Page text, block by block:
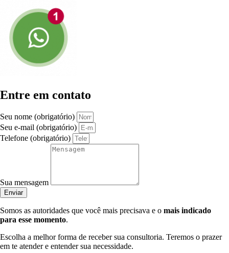
Entre em contato
Seu nome (obrigatório)
Seu e-mail (obrigatório)
Telefone (obrigatório)
Sua mensagem
Enviar
Somos as autoridades que você mais precisava e o mais indicado
para esse momento.
Escolha a melhor forma de receber sua consultoria. Teremos o prazer
em te atender e entender sua necessidade.